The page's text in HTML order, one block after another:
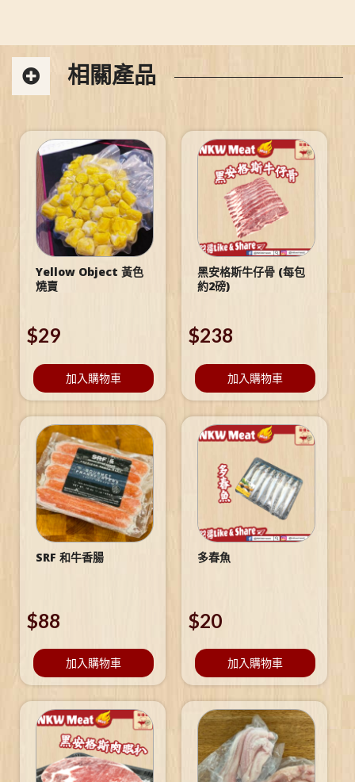
相關產品
Yellow Object 黃色
燒賣
$29
加入購物車
黑安格斯牛仔骨 (每包
約2磅)
$238
加入購物車
SRF 和牛香腸
$88
加入購物車
多春魚
$20
加入購物車